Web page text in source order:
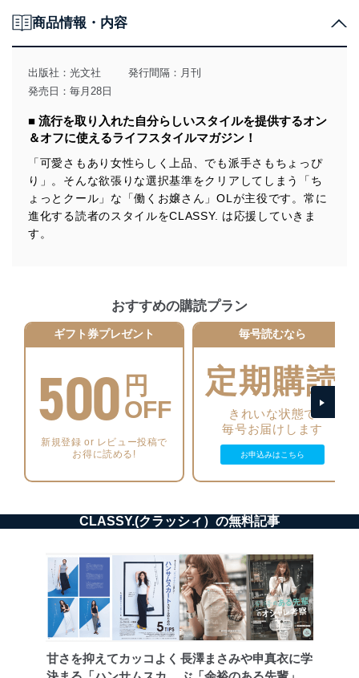
得・利用・提供を行います。また、当社が保有している
みを確実にするため、従業者等の教育を徹底してまいり
措置を講じます。
法令遵守
当社は、個人情報に関連する法令、国が定める指針及び
その他の規範を遵守します。また、当社の管理の仕組み
に、これらの法令及びその他の規範を常に適合させま
す。
正に努めます。
アクセス制御
個人データを取り扱うことのできる機器及び当該
の不要なアクセスを防止しています。
アクセス者の識別と認証
機器に標準装備されているユーザー制御機能（ユ
ーザーアカウント制御）により、個人情報データ
ベース等を取り扱う情報システムを使用する従業
システムを最新の状態に保持しています。
ソフトウェア等を導入し、自動更新 機能等の活用
により、これを最新状態としています。
情報システムの使用に伴う漏洩等の防止
メール等により個人データの含まれるファイルを
送信する場合に、当該ファイルへのパスワードを
商品情報・内容
出版社： 光文社
発行間隔：月刊
発売日：毎月28日
■ 流行を取り入れた自分らしいスタイルを提供するオン
＆オフに使えるライフスタイルマガジン！
「可愛さもあり女性らしく上品、でも派手さもちょっぴ
り」。そんな欲張りな選択基準をクリアしてしまう「ち
ょっとクール」な「働くお嬢さん」OLが主役です。常に
進化する読者のスタイルをCLASSY. は応援していきま
す。
おすすめの購読プラン
ギフト券プレゼント
500 円
OFF
新規登録 or レビュー投稿で
お得に読める!
毎号読むなら
定期購読
きれいな状態で
毎号お届けします
お申込みはこちら
CLASSY.(クラッシィ）の無料記事
甘さを抑えてカッコよく 長澤まさみや申真衣に学